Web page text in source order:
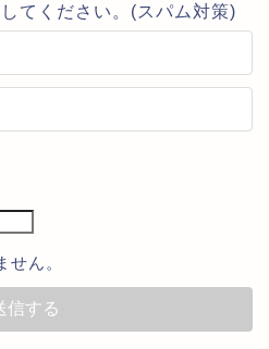
てください。(スパム対策)
ん。